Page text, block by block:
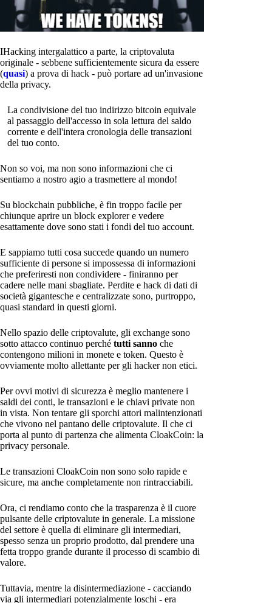
IHacking intergalattico a parte, la criptovaluta
originale - sebbene sufficientemente sicura da essere
(quasi) a prova di hack - può portare ad un'invasione
della privacy.
La condivisione del tuo indirizzo bitcoin equivale
al passaggio dell'accesso in sola lettura del saldo
corrente e dell'intera cronologia delle transazioni
del tuo conto.
Non so voi, ma non sono informazioni che ci
sentiamo a nostro agio a trasmettere al mondo!
Su blockchain pubbliche, è fin troppo facile per
chiunque aprire un block explorer e vedere
esattamente dove sono stati i fondi del tuo account.
E sappiamo tutti cosa succede quando un numero
sufficiente di persone si impossessa di informazioni
che preferiresti non condividere - finiranno per
cadere nelle mani sbagliate. Perdite e hack di dati di
società gigantesche e centralizzate sono, purtroppo,
quasi standard in questi giorni.
Nello spazio delle criptovalute, gli exchange sono
sotto attacco continuo perché tutti sanno che
contengono milioni in monete e token. Questo è
ovviamente molto allettante per gli hacker non etici.
Per ovvi motivi di sicurezza è meglio mantenere i
saldi dei conti, le transazioni e le chiavi private non
in vista. Non tentare gli sporchi attori malintenzionati
che vivono nel pantano delle criptovalute. Il che ci
porta al punto di partenza che alimenta CloakCoin: la
privacy personale.
Le transazioni CloakCoin non sono solo rapide e
sicure, ma anche completamente non rintracciabili.
Ora, ci rendiamo conto che la trasparenza è il cuore
pulsante delle criptovalute in generale. La missione
del settore è quella di eliminare gli intermediari,
spesso senza un proprio prodotto, dal prendere una
fetta troppo grande durante il processo di scambio di
valore.
Tuttavia, mentre la disintermediazione - cacciando
via gli intermediari potenzialmente loschi - era